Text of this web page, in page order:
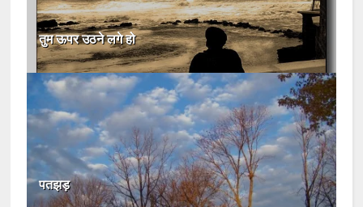
तुम ऊपर उठने लगे हो
पतझड़